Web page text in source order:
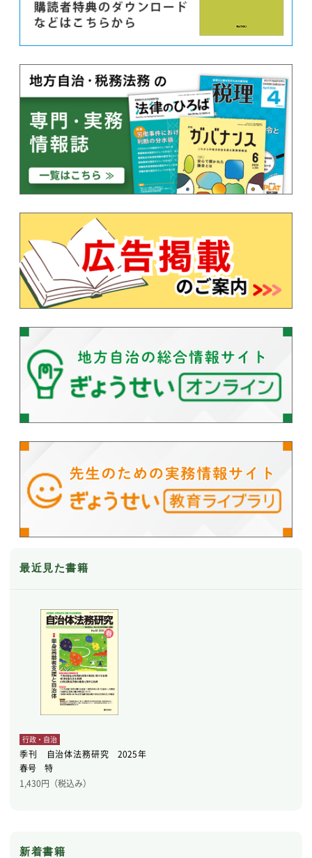
最近見た書籍
行政・自治
季刊 自治体法務研究 2025年
春号 特
1,430円（税込み）
新着書籍